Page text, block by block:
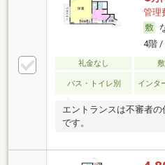
管理
4階 /
礼金なし
バス・トイレ別 インタ
エントランスは不審者
です。